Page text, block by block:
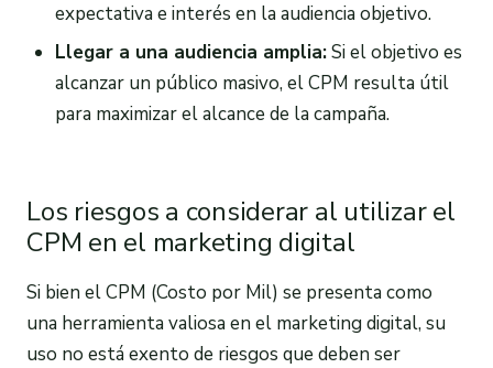
expectativa e interés en la audiencia objetivo.
Llegar a una audiencia amplia:Si el objetivo es
alcanzar un público masivo, el CPM resulta útil
para maximizar el alcance de la campaña.
Los riesgos a considerar al utilizar el
CPM en el marketing digital
Si bien el CPM (Costo por Mil) se presenta como
una herramienta valiosa en el marketing digital, su
uso no está exento de riesgos que deben ser